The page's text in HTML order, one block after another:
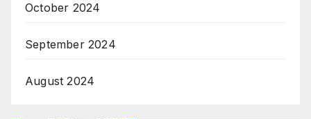
October 2024
September 2024
August 2024